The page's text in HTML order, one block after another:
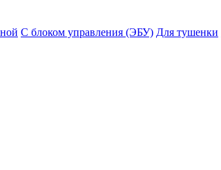
С блоком управления (ЭБУ) Для тушенки